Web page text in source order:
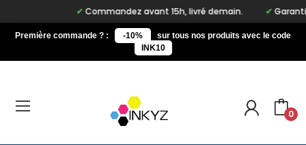
Commandez avant 15h, livré demain. Garantie
Première commande ? : -10%
sur tous nos produits avec le code
INK10
0